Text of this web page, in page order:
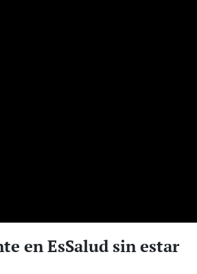
en EsSalud sin estar